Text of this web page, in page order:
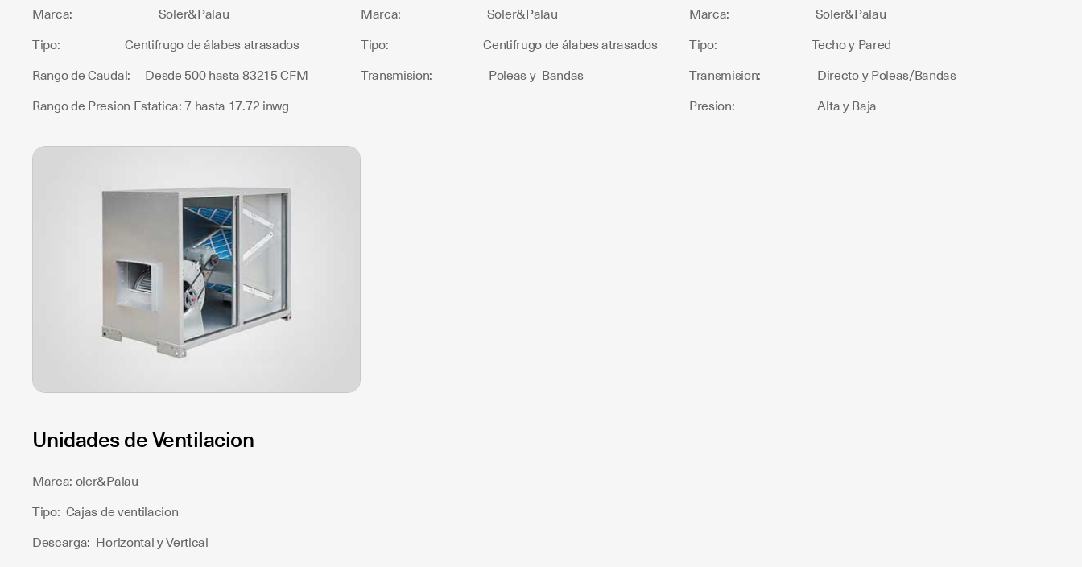
Marca: Soler&Palau
Tipo: Centifrugo de álabes atrasados
Rango de Caudal: Desde 500 hasta 83215 CFM
Rango de Presion Estatica: 7 hasta 17.72 inwg
Marca: Soler&Palau
Tipo: Centifrugo de álabes atrasados
Transmision: Poleas y Bandas
Marca: Soler&Palau
Tipo: Techo y Pared
Transmision: Directo y Poleas/Bandas
Presion: Alta y Baja
Unidades de Ventilacion
Marca: oler&Palau
Tipo: Cajas de ventilacion
Descarga: Horizontal y Vertical